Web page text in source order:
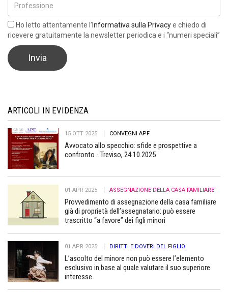
Ho letto attentamente l’ Informativa sulla Privacye chiedo di
ricevere gratuitamente la newsletter periodica e i “numeri speciali”
ARTICOLI IN EVIDENZA
15 OTT 2025 CONVEGNI APF
Avvocato allo specchio: sfide e prospettive a
confronto - Treviso, 24.10.2025
01 APR 2025 ASSEGNAZIONE DELLA CASA FAMILIARE
Provvedimento di assegnazione della casa familiare
già di proprietà dell’assegnatario: può essere
trascritto “a favore” dei figli minori
01 APR 2025 DIRITTI E DOVERI DEL FIGLIO
L’ascolto del minore non può essere l’elemento
esclusivo in base al quale valutare il suo superiore
interesse